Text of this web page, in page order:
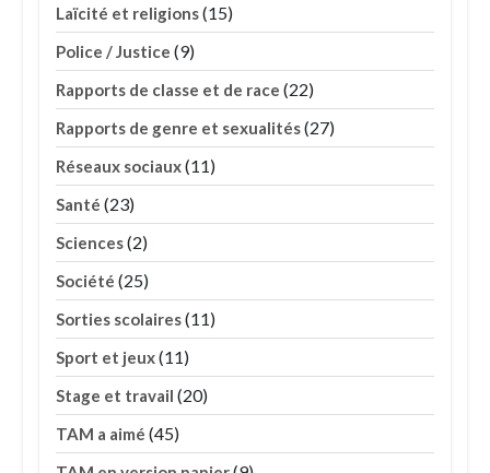
Laïcité et religions(15)
Police / Justice (9)
Rapports de classe et de race (22)
Rapports de genre et sexualités(27)
Réseaux sociaux(11)
Santé (23)
Sciences(2)
Société (25)
Sorties scolaires(11)
Sport et jeux(11)
Stage et travail (20)
TAM a aimé (45)